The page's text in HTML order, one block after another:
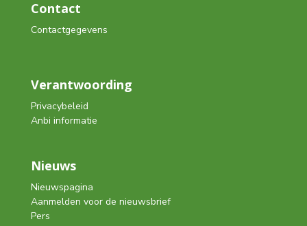
Contact
Contactgegevens
Verantwoording
Privacybeleid
Anbi informatie
Nieuws
Nieuwspagina
Aanmelden voor de nieuwsbrief
Pers